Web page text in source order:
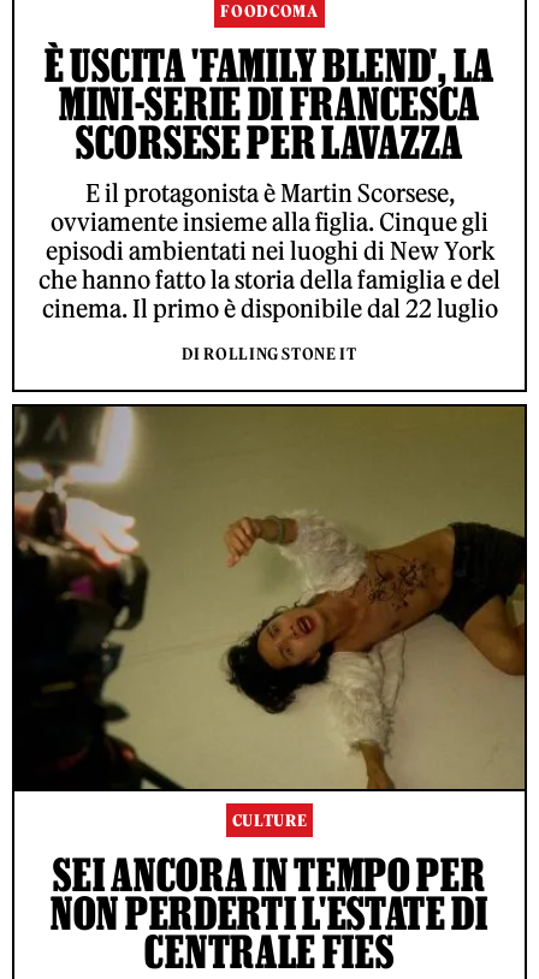
FOODCOMA
È USCITA 'FAMILY BLEND', LA
MINI-SERIE DI FRANCESCA
SCORSESE PER LAVAZZA
E il protagonista è Martin Scorsese,
ovviamente insieme alla figlia. Cinque gli
episodi ambientati nei luoghi di New York
che hanno fatto la storia della famiglia e del
cinema. Il primo è disponibile dal 22 luglio
DI ROLLING STONE IT
CULTURE
SEI ANCORA IN TEMPO PER
NON PERDERTI L'ESTATE DI
CENTRALE FIES